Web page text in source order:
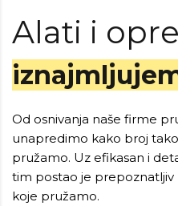
Alati i
Od osnivanja naše firme
unapredimo kako broj
pružamo. Uz efikasan i
tim postao je
koje pružamo.